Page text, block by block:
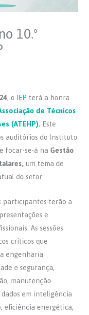
10.º
, o IEP terá a honra
de Técnicos
(ATEHP). Este
auditórios do Instituto
focar-se-á na Gestão
um tema de
do setor.
participantes terão a
e
As sessões
críticos que
engenharia
e segurança,
manutenção
em inteligência
eficiência energética,